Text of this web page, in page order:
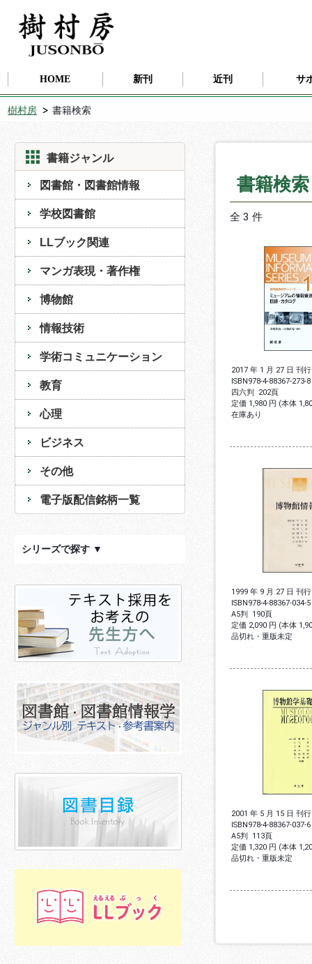
HOME 新刊 近刊 サ
樹村房 書籍検索
書籍ジャンル
図書館・図書館情報
学校図書館
LLブック関連
マンガ表現・著作権
博物館
情報技術
学術コミュニケーション
教育
心理
ビジネス
その他
電子版配信銘柄一覧
シリーズで探す ▼
書籍検
全 3 件
2017 年 1 月 27 日 刊行
ISBN978-4-88367-273-8
四六判 202頁
定価 1,980 円 (本体
在庫あり
1999 年 9 月 27 日 刊行
ISBN978-4-88367-034-5
A5判 190頁
定価 2,090 円 (本体
品切れ・重版未定
2001 年 5 月 15 日 刊行
ISBN978-4-88367-037-6
A5判 113頁
定価 1,320 円 (本体
品切れ・重版未定